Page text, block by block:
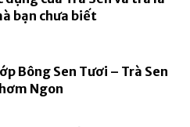
bạn chưa biết
Bông Sen Tươi – Trà Sen
Ngon